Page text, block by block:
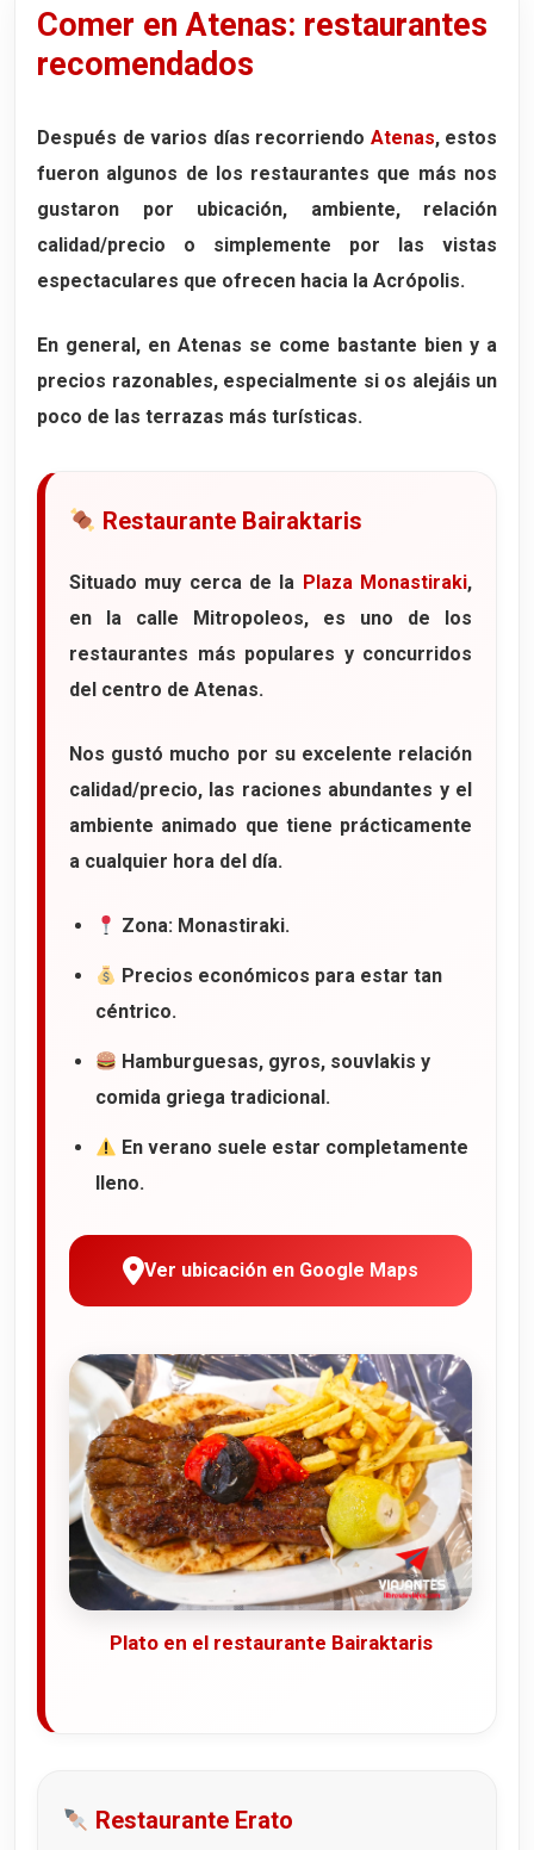
Comer en Atenas: restaurantes
recomendados
Después de varios días recorriendo Atenas, estos
fueron algunos de los restaurantes que más nos
gustaron por ubicación, ambiente, relación
calidad/precio o simplemente por las vistas
espectaculares que ofrecen hacia la Acrópolis.
En general, en Atenas se come bastante bien y a
precios razonables, especialmente si os alejáis un
poco de las terrazas más turísticas.
Restaurante Bairaktaris
Situado muy cerca de la Plaza Monastiraki,
en la calle
Mitropoleos, es uno de los
restaurantes más populares y concurridos
del centro de Atenas.
Nos gustó mucho por su excelente relación
calidad/precio, las raciones abundantes y el
ambiente animado que tiene prácticamente
a cualquier hora del día.
Zona: Monastiraki.
Precios económicos para estar tan
céntrico.
Hamburguesas, gyros, souvlakis y
comida griega tradicional.
En verano suele estar completamente
lleno.
Ver ubicación en Google Maps
Plato en el restaurante Bairaktaris
Restaurante Erato